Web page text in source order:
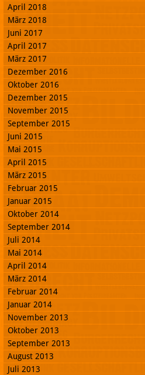
April 2018
März 2018
Juni 2017
April 2017
März 2017
Dezember 2016
Oktober 2016
Dezember 2015
November 2015
September 2015
Juni 2015
Mai 2015
April 2015
März 2015
Februar 2015
Januar 2015
Oktober 2014
September 2014
Juli 2014
Mai 2014
April 2014
März 2014
Februar 2014
Januar 2014
November 2013
Oktober 2013
September 2013
August 2013
Juli 2013